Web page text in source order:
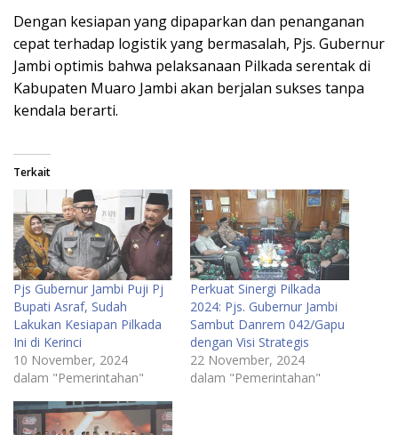
Dengan kesiapan yang dipaparkan dan penanganan
cepat terhadap logistik yang bermasalah, Pjs. Gubernur
Jambi optimis bahwa pelaksanaan Pilkada serentak di
Kabupaten Muaro Jambi akan berjalan sukses tanpa
kendala berarti.
Terkait
Pjs Gubernur Jambi Puji Pj
Bupati Asraf, Sudah
Lakukan Kesiapan Pilkada
Ini di Kerinci
10 November, 2024
dalam "Pemerintahan"
Perkuat Sinergi Pilkada
2024: Pjs. Gubernur Jambi
Sambut Danrem 042/Gapu
dengan Visi Strategis
22 November, 2024
dalam "Pemerintahan"